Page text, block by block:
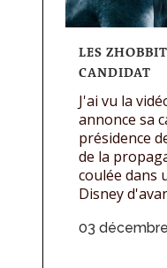
LES
CANDIDAT
J'ai vu la
annonce sa
présidence
de la
coulée dans
Disney
03